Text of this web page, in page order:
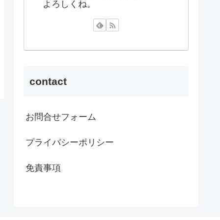
よろしくね。
contact
お問合せフォーム
プライバシーポリシー
免責事項